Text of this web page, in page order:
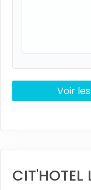
Voir
CIT'HOTEL